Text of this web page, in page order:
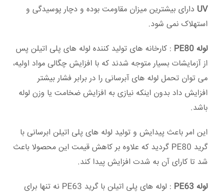
UV دارای بیشترین میزان مقاومت بوده و دچار پوسیدگی و
استهلاک نمی شود.
لوله PE80
: کارخانه های تولید کننده لوله های پلی اتیلن پس
از آزمایشات بسیار متوجه شدند که با افزایش چگالی مواد اولیه،
می توان تحمل لوله های آبرسانی را در برابر فشار بیشتر
افزایش داد بدون اینکه نیازی به افزایش ضخامت یا وزن لوله
باشد.
این امر باعث پیدایش و تولید لوله های پلی اتیلن ابرسانی با
گرید PE80 گردید که علاوه بر کاهش قیمت این محصولا باعث
شد تا کارای آن به شدت افزایش پیدا کند.
لوله PE63
: لوله های پلی اتیلن با گرید PE63 نه تنها برای